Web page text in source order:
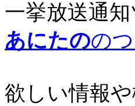
一挙放送通
あにたのの
欲しい情報